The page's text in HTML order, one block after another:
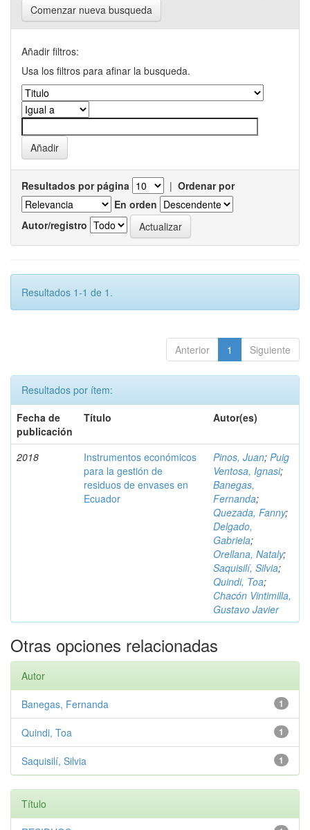
Comenzar nueva busqueda
Añadir filtros:
Usa los filtros para afinar la busqueda.
Resultados por página | Ordenar por
En orden
Autor/registro
Resultados 1-1 de 1.
Anterior 1 Siguiente
Resultados por ítem:
Fecha de
publicación
Título Autor(es)
2018
Instrumentos económicos
para la gestión de
residuos de envases en
Ecuador
Pinos, Juan; Puig
Ventosa, Ignasi;
Banegas,
Fernanda;
Quezada, Fanny;
Delgado,
Gabriela;
Orellana, Nataly;
Saquisilí, Silvia;
Quindi, Toa;
Chacón Vintimilla,
Gustavo Javier
Otras opciones relacionadas
Autor
1
Banegas, Fernanda
1
Quindi, Toa
1
Saquisilí, Silvia
Título